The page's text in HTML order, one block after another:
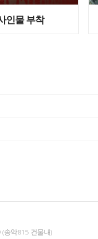
인물 부착
송악815 건물내)